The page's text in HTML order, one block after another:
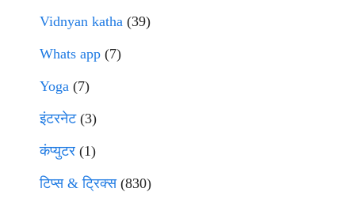
Vidnyan katha (39)
Whats app (7)
Yoga (7)
इंटरनेट(3)
कंप्युटर (1)
टिप्स & ट्रिक्स(830)